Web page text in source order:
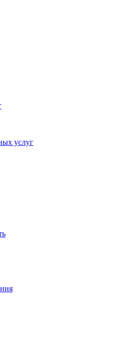
услуг